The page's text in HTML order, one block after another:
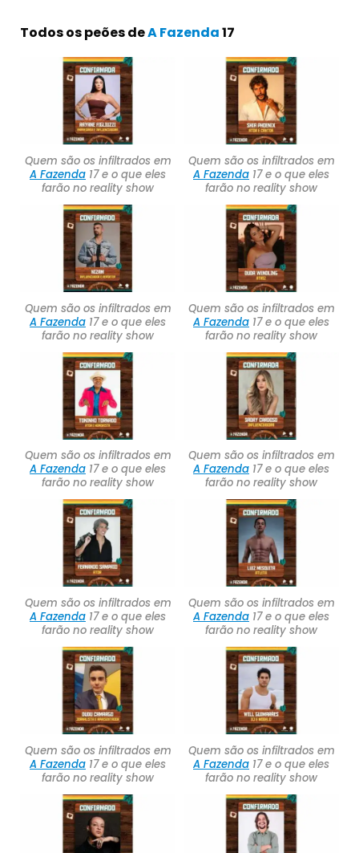
Todos os peões deA Fazenda17
Quem são os infiltrados em
A Fazenda 17 e o que eles
farão no reality show
Quem são os infiltrados em
A Fazenda 17 e o que eles
farão no reality show
Quem são os infiltrados em
A Fazenda 17 e o que eles
farão no reality show
Quem são os infiltrados em
A Fazenda 17 e o que eles
farão no reality show
Quem são os infiltrados em
A Fazenda 17 e o que eles
farão no reality show
Quem são os infiltrados em
A Fazenda 17 e o que eles
farão no reality show
Quem são os infiltrados em
A Fazenda 17 e o que eles
farão no reality show
Quem são os infiltrados em
A Fazenda 17 e o que eles
farão no reality show
Quem são os infiltrados em
A Fazenda 17 e o que eles
farão no reality show
Quem são os infiltrados em
A Fazenda 17 e o que eles
farão no reality show